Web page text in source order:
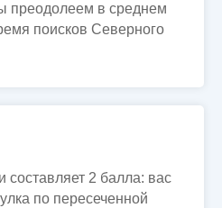
преодолеем в среднем
поисков Северного
составляет 2 балла: вас
по пересеченной